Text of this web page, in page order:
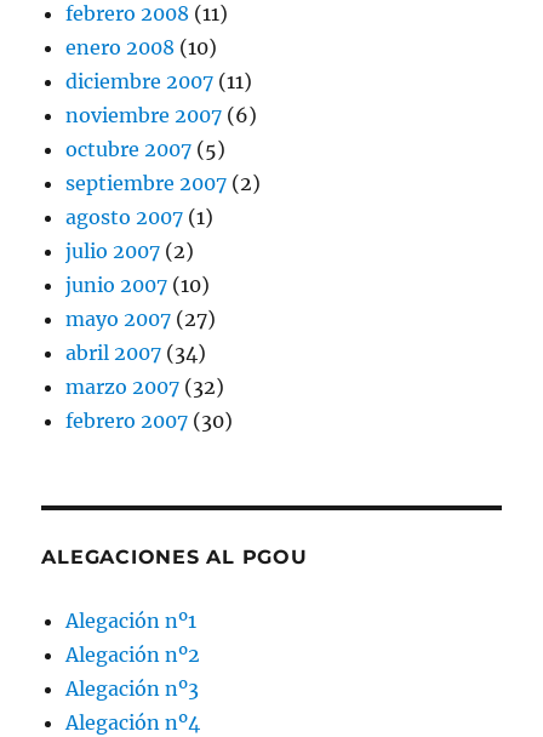
febrero 2008 (11)
enero 2008 (10)
diciembre 2007 (11)
noviembre 2007 (6)
octubre 2007 (5)
septiembre 2007 (2)
agosto 2007 (1)
julio 2007 (2)
junio 2007 (10)
mayo 2007 (27)
abril 2007 (34)
marzo 2007 (32)
febrero 2007 (30)
ALEGACIONES AL PGOU
Alegación nº1
Alegación nº2
Alegación nº3
Alegación nº4